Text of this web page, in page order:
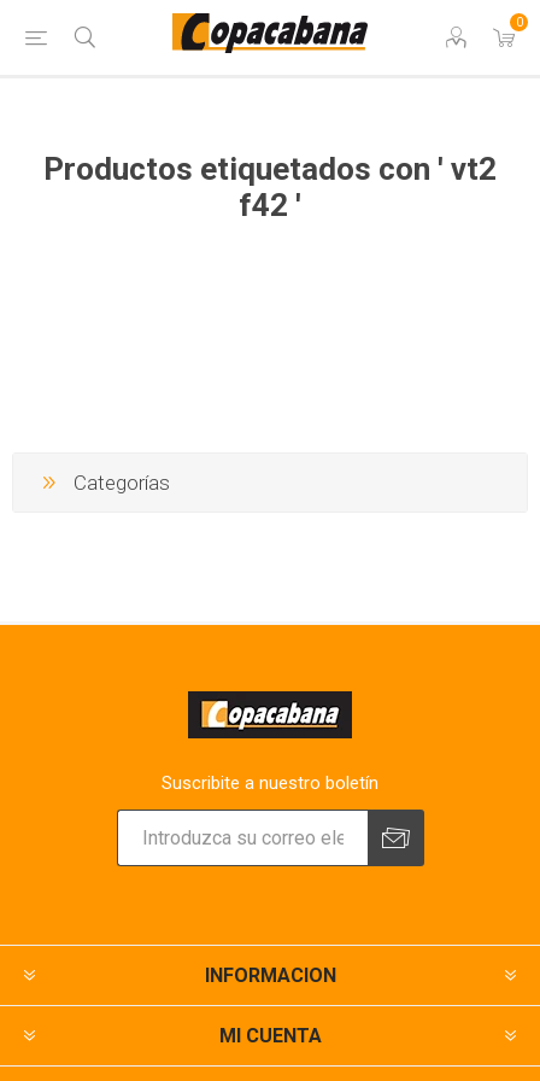
0
Productos etiquetados con ' vt2
f42 '
Categorías
Suscribite a nuestro boletín
INFORMACION
MI CUENTA